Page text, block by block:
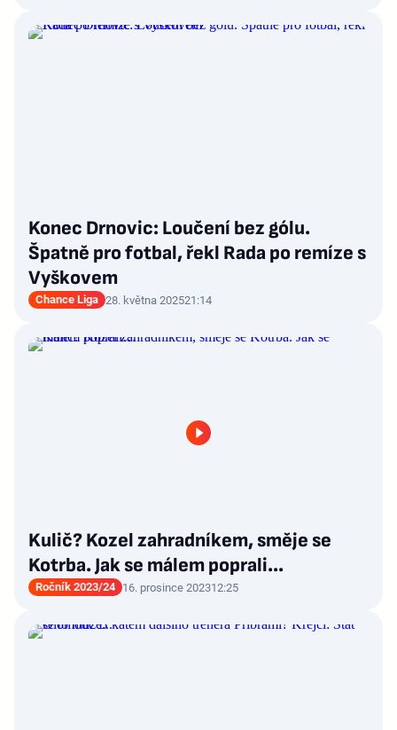
Konec Drnovic: Loučení bez gólu.
Špatně pro fotbal, řekl Rada po remíze s
Vyškovem
Chance Liga 28. května 202521:14
Kulič? Kozel zahradníkem, směje se
Kotrba. Jak se málem poprali…
Ročník 2023/24 16. prosince 202312:25